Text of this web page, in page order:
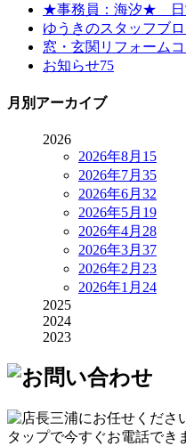
★事務員：海汐★ 日
ゆうきのスタッフブ
窓・玄関リフォーム
お知らせ75
月別アーカイブ
2026
2026年8月 15
2026年7月 35
2026年6月 32
2026年5月 19
2026年4月 28
2026年3月 37
2026年2月 23
2026年1月 24
2025
2024
2023
タップで今すぐお電話でき